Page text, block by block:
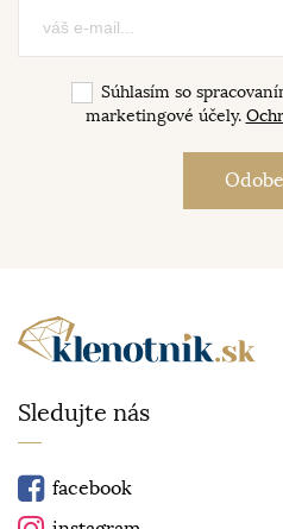
Súhlasím so
marketingové účely.
Sledujte nás
facebook